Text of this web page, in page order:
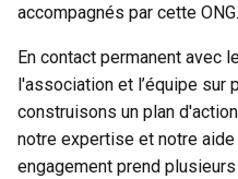
accompagnés par cette ONG.
En contact permanent avec
l'association et l’équipe sur
construisons un plan
notre expertise et notre
engagement prend